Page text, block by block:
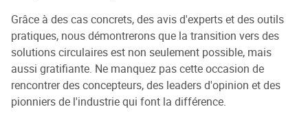
Grâce à des cas concrets, des avis d'experts et des outils
pratiques, nous démontrerons que la transition vers des
solutions circulaires est non seulement possible, mais
aussi gratifiante. Ne manquez pas cette occasion de
rencontrer des concepteurs, des leaders d'opinion et des
pionniers de l'industrie qui font la différence.